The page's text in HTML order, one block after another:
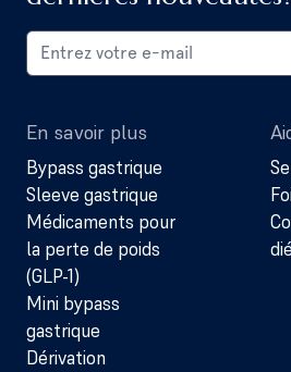
En savoir plus
Bypass gastrique
Sleeve gastrique
Médicaments pour
la perte de poids
(GLP-1)
Mini bypass
gastrique
Dérivation